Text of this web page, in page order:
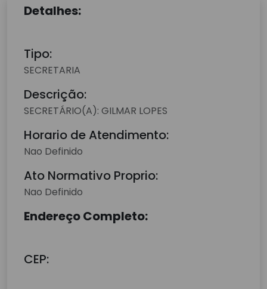
Detalhes:
Tipo:
SECRETARIA
Descrição:
SECRETÁRIO(A): GILMAR LOPES
Horario de Atendimento:
Nao Definido
Ato Normativo Proprio:
Nao Definido
Endereço Completo:
CEP: